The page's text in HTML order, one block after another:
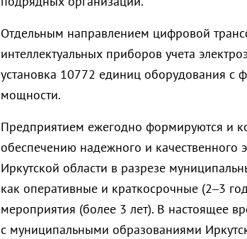
Отдельным направлением цифровой
интеллектуальных приборов учета
установка 10772 единиц оборудования с
мощности.
Предприятием ежегодно формируются и
обеспечению надежного и качественного
Иркутской области в разрезе
как оперативные и краткосрочные (2–3
мероприятия (более 3 лет). В настоящее
с муниципальными образованиями